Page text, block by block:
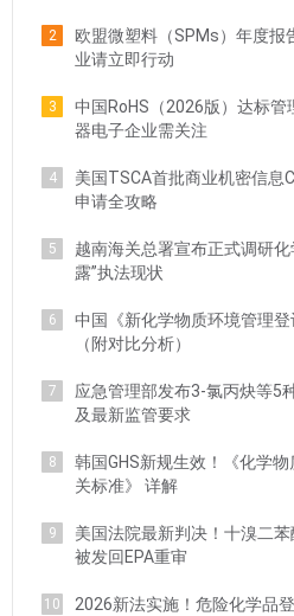
2
欧盟微塑料（SPMs）年度报
业请立即行动
3
中国RoHS（2026版）达标
器电子企业需关注
4
美国TSCA首批商业机密信息
申请全攻略
5
越南海关总署宣布正式调研
露”执法现状
6
中国《新化学物质环境管理
（附对比分析）
7
应急管理部发布3-氯丙炔等5
及最新监管要求
8
韩国GHS新规生效！《化学
关标准》 详解
9
美国法院最新判决！十溴二
被发回EPA重审
10
2026新法实施！危险化学品